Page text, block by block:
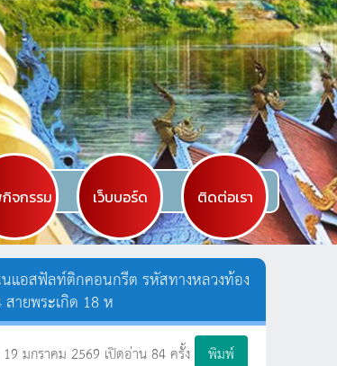
จกรรม เว็บบอร์ด ติดต่อเรา
นนแอสฟัลท์ติกคอนกรีต รหัสทางหลวงท้อง
ายพระเกิด 18 ห
19 มกราคม 2569 เปิดอ่าน 84 ครั้ง พิมพ์